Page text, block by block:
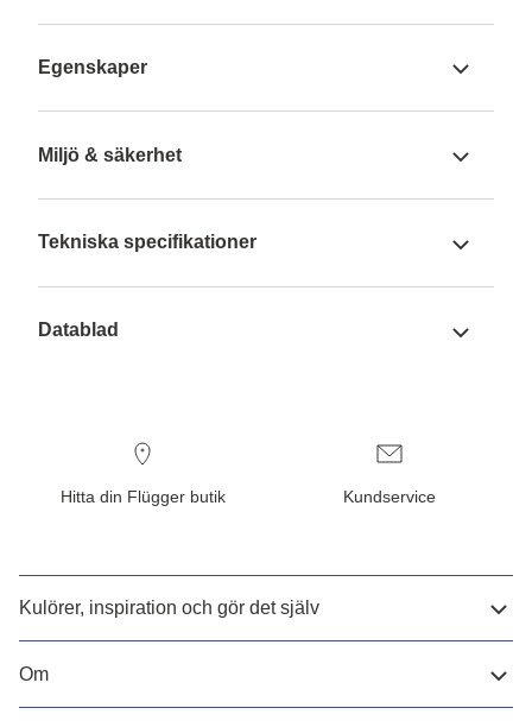
Egenskaper
Miljö & säkerhet
Tekniska specifikationer
Datablad
Hitta din Flügger butik Kundservice
Kulörer, inspiration och gör det själv
Om